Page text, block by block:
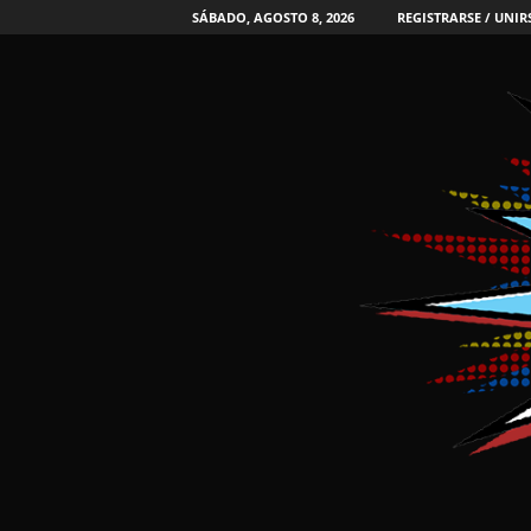
SÁBADO, AGOSTO 8, 2026 REGISTRARSE /